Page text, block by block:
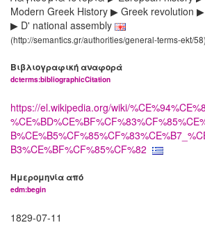
Modern Greek History ▶ Greek revolution
▶ D' national assembly
(http://semantics.gr/authorities/general-terms-ekt/58)
Βιβλιογραφική αναφορά
dcterms:bibliographicCitation
https://el.wikipedia.org/wiki/
B3%CE%BF%CF%85%CF%82
Ημερομηνία από
edm:begin
1829-07-11